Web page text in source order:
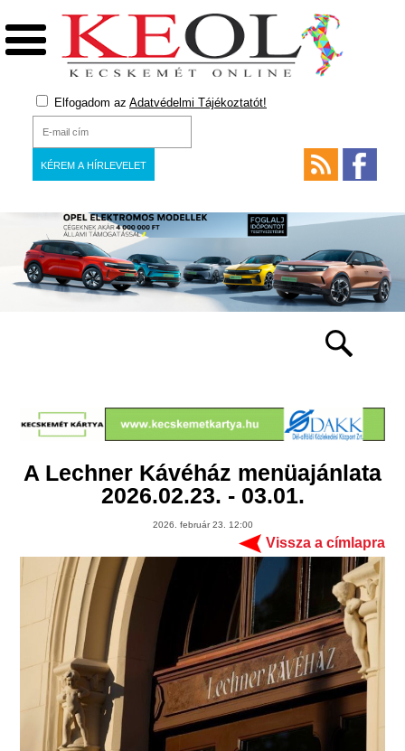
Elfogadom az Adatvédelmi Tájékoztatót!
A Lechner Kávéház menüajánlata
2026.02.23. - 03.01.
2026. február 23. 12:00
Vissza a címlapra